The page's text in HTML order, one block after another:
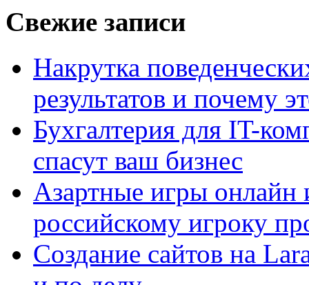
Свежие записи
Накрутка
результатов и почему
Бухгалтерия для IT-
спасут ваш бизнес
Азартные игры онлайн
российскому игроку
Создание сайтов на